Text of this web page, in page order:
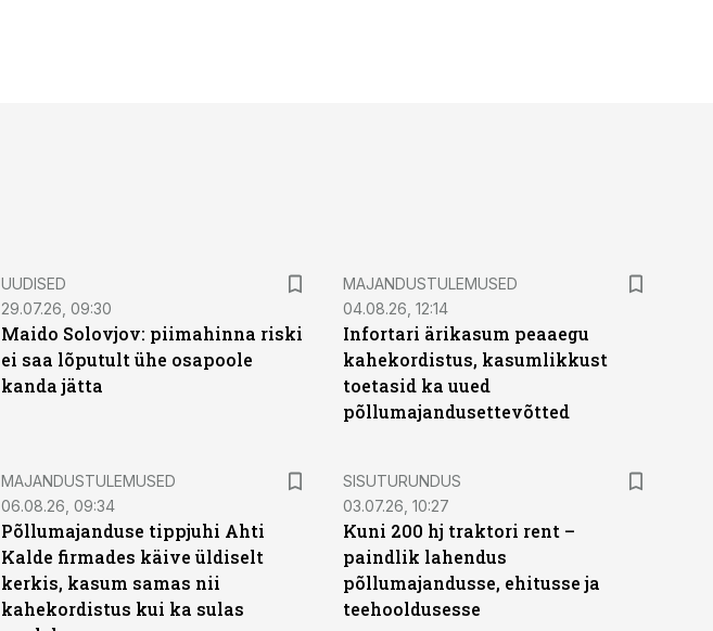
UUDISED
29.07.26, 09:30
Maido Solovjov: piimahinna riski
ei saa lõputult ühe osapoole
kanda jätta
MAJANDUSTULEMUSED
04.08.26, 12:14
Infortari ärikasum peaaegu
kahekordistus, kasumlikkust
toetasid ka uued
põllumajandusettevõtted
MAJANDUSTULEMUSED
06.08.26, 09:34
Põllumajanduse tippjuhi Ahti
Kalde firmades käive üldiselt
kerkis, kasum samas nii
kahekordistus kui ka sulas
ST
SISUTURUNDUS
03.07.26, 10:27
Kuni 200 hj traktori rent –
paindlik lahendus
põllumajandusse, ehitusse ja
teehooldusesse